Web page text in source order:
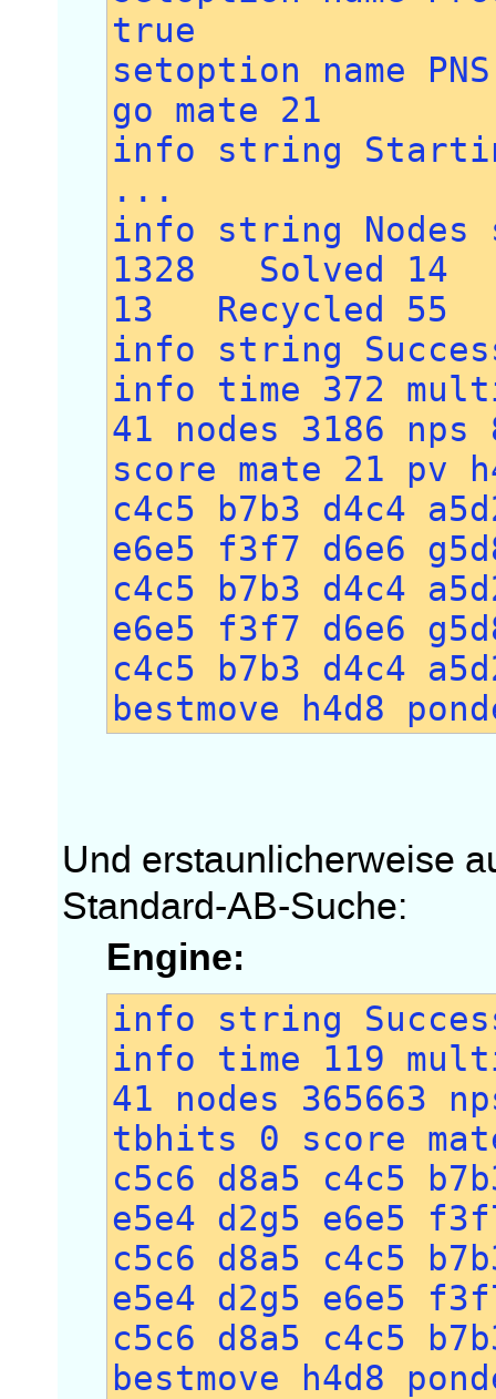
true
setoption name
go mate 21
info string
...
info string
1328 Solved 14
13 Recycled 55
info string
info time 372
41 nodes 3186
score mate 21 pv
c4c5 b7b3 d4c4
e6e5 f3f7 d6e6
c4c5 b7b3 d4c4
e6e5 f3f7 d6e6
c4c5 b7b3 d4c4
bestmove h4d8
Und erstaunlicherweise
Standard-AB-Suche:
Engine:
info string
info time 119
41 nodes 365663
tbhits 0 score
c5c6 d8a5 c4c5
e5e4 d2g5 e6e5
c5c6 d8a5 c4c5
e5e4 d2g5 e6e5
c5c6 d8a5 c4c5
bestmove h4d8